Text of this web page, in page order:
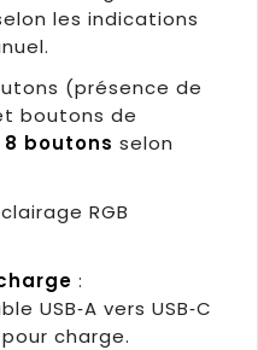
les indications
(présence de
boutons de
8 boutons selon
RGB
:
USB‑A vers USB‑C
pour charge.